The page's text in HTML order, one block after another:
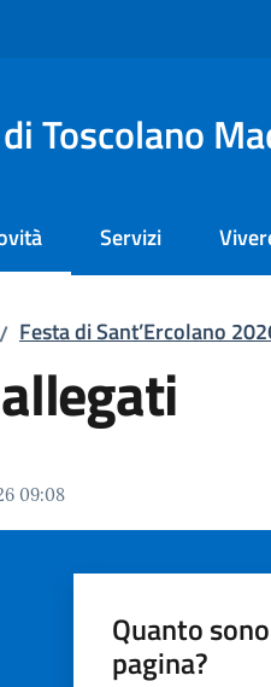
Toscolano
selezionato
Servizi
/ Festa di Sant’Ercolano
09:08
Quanto
pagina?